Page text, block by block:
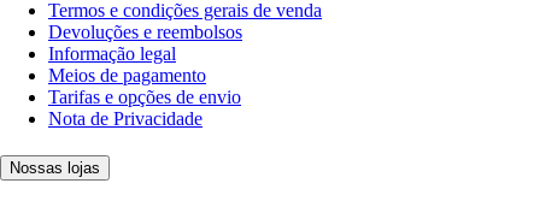
Termos e condições gerais de venda
Devoluções e reembolsos
Informação legal
Meios de pagamento
Tarifas e opções de envio
Nota de Privacidade
Nossas lojas